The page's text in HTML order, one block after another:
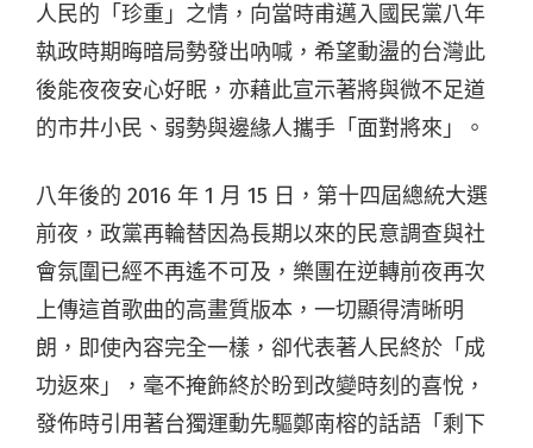
人民的「珍重」之情，向當時甫邁入國民黨八年
執政時期晦暗局勢發出吶喊，希望動盪的台灣此
後能夜夜安心好眠，亦藉此宣示著將與微不足道
的市井小民、弱勢與邊緣人攜手「面對將來」。
八年後的 2016 年 1 月 15 日，第十四屆總統大選
前夜，政黨再輪替因為長期以來的民意調查與社
會氛圍已經不再遙不可及，樂團在逆轉前夜再次
上傳這首歌曲的高畫質版本，一切顯得清晰明
朗，即使內容完全一樣，卻代表著人民終於「成
功返來」，毫不掩飾終於盼到改變時刻的喜悅，
發佈時引用著台獨運動先驅鄭南榕的話語「剩下